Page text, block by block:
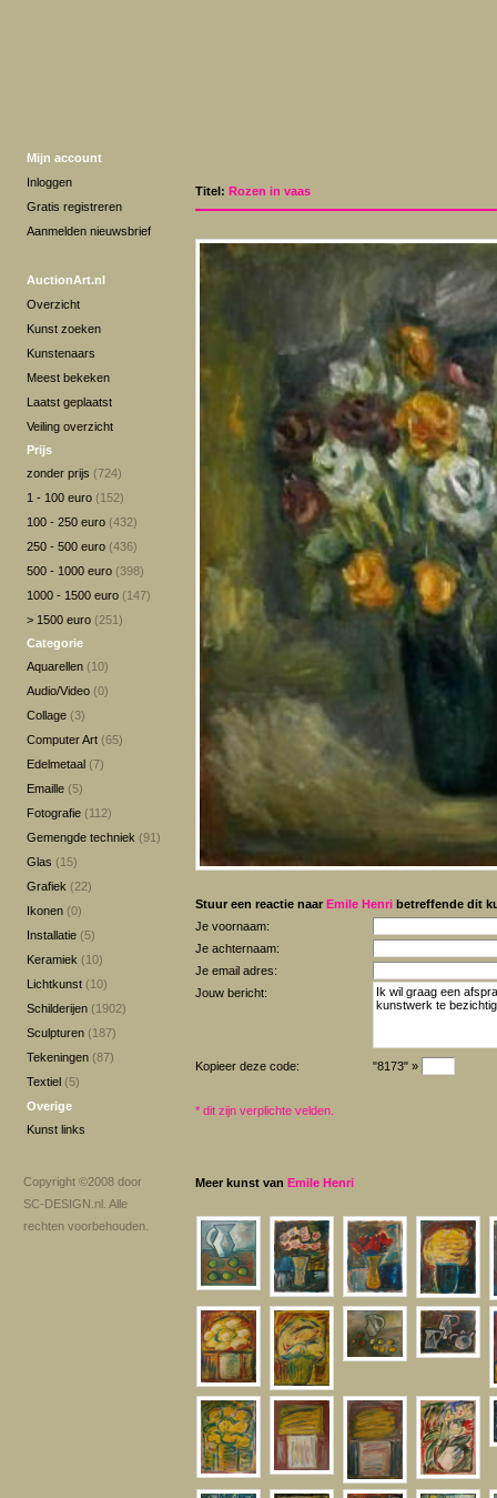
Mijn account
Inloggen
Gratis registreren
Aanmelden nieuwsbrief
AuctionArt.nl
Overzicht
Kunst zoeken
Kunstenaars
Meest bekeken
Laatst geplaatst
Veiling overzicht
Prijs
zonder prijs (724)
1 - 100 euro (152)
100 - 250 euro (432)
250 - 500 euro (436)
500 - 1000 euro (398)
1000 - 1500 euro (147)
> 1500 euro (251)
Categorie
Aquarellen (10)
Audio/Video (0)
Collage (3)
Computer Art (65)
Edelmetaal (7)
Emaille (5)
Fotografie (112)
Gemengde techniek (91)
Glas (15)
Grafiek (22)
Ikonen (0)
Installatie (5)
Keramiek (10)
Lichtkunst (10)
Schilderijen (1902)
Sculpturen (187)
Tekeningen (87)
Textiel (5)
Overige
Kunst links
Copyright ©2008 door
SC-DESIGN.nl . Alle
rechten voorbehouden.
Titel: Rozen in vaas
Stuur een reactie naar Emile Henri betreffende dit
Je voornaam:
Je achternaam:
Je email adres:
Jouw bericht:
Kopieer deze code: "8173" »
* dit zijn verplichte velden.
Meer kunst van Emile Henri